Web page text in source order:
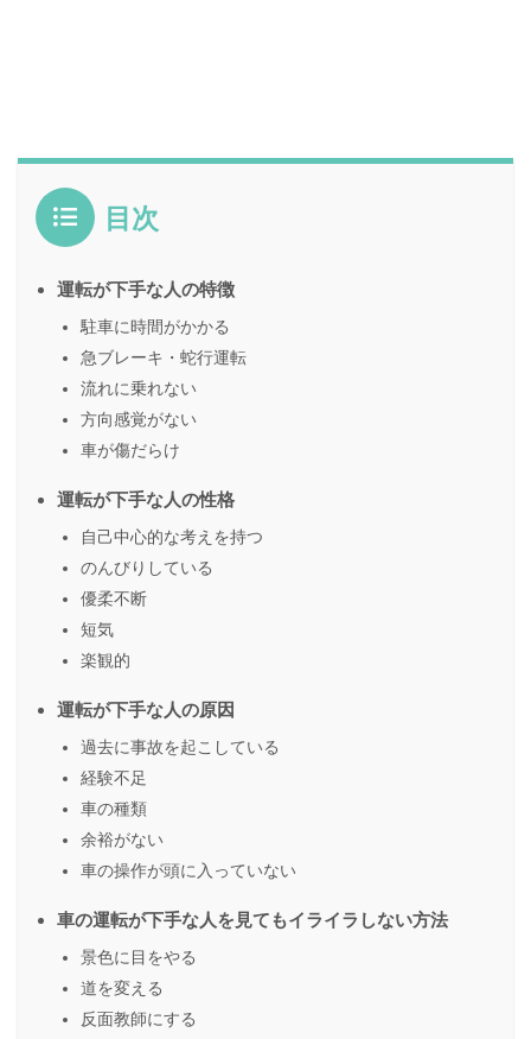
目次
運転が下手な人の特徴
駐車に時間がかかる
急ブレーキ・蛇行運転
流れに乗れない
方向感覚がない
車が傷だらけ
運転が下手な人の性格
自己中心的な考えを持つ
のんびりしている
優柔不断
短気
楽観的
運転が下手な人の原因
過去に事故を起こしている
経験不足
車の種類
余裕がない
車の操作が頭に入っていない
車の運転が下手な人を見てもイライラしない方法
景色に目をやる
道を変える
反面教師にする